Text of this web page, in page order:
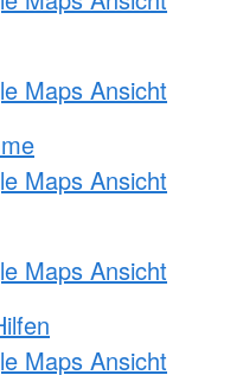
Maps Ansicht
Maps Ansicht
Maps Ansicht
Maps Ansicht